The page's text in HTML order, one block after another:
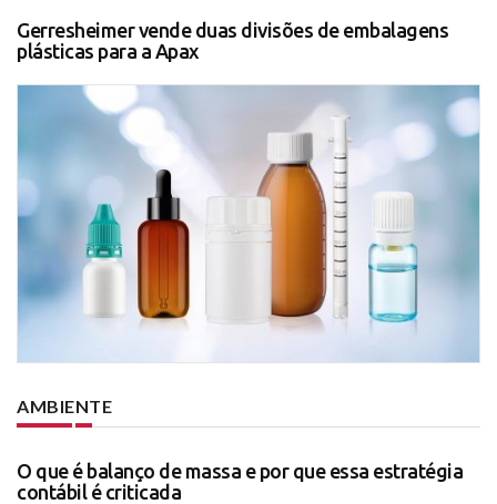
Gerresheimer vende duas divisões de embalagens
plásticas para a Apax
AMBIENTE
O que é balanço de massa e por que essa estratégia
contábil é criticada